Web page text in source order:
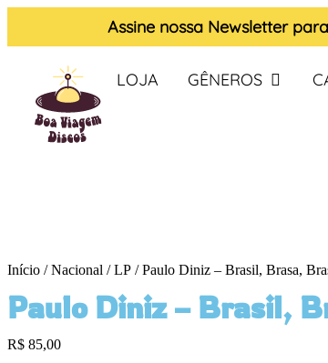
Assine nossa Newsletter
LOJA GÊNEROS
Início /Nacional /LP / Paulo Diniz – Brasil, Brasa,
Paulo Diniz – Brasil,
R$ 85,00